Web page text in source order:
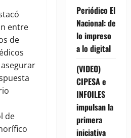
entre
de
de
Periódico El
Nacional: de
lo impreso
a lo digital
(VIDEO)
CIPESA e
INFOILES
impulsan la
primera
iniciativa